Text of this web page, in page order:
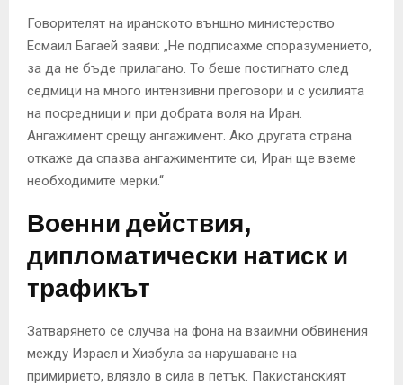
Говорителят на иранското външно министерство
Есмаил Багаей заяви: „Не подписахме споразумението,
за да не бъде прилагано. То беше постигнато след
седмици на много интензивни преговори и с усилията
на посредници и при добрата воля на Иран.
Ангажимент срещу ангажимент. Ако другата страна
откаже да спазва ангажиментите си, Иран ще вземе
необходимите мерки.“
Военни действия,
дипломатически натиск и
трафикът
Затварянето се случва на фона на взаимни обвинения
между Израел и Хизбула за нарушаване на
примирието, влязло в сила в петък. Пакистанският